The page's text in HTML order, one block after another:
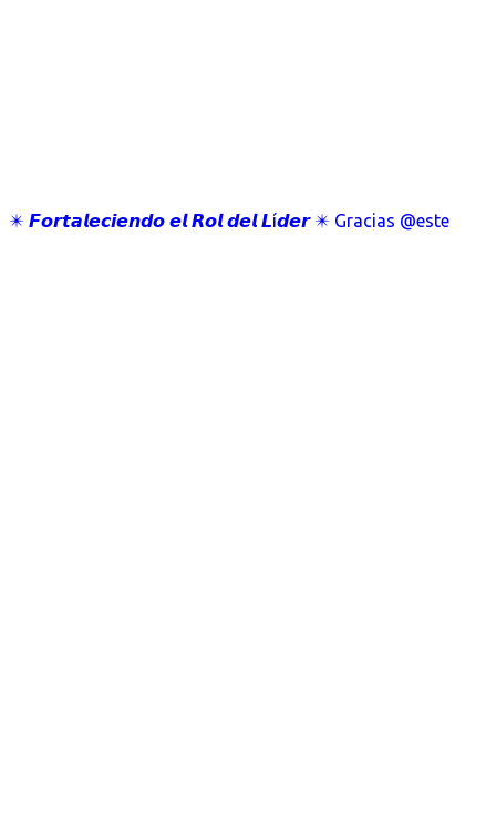
✴️ 𝙁𝙤𝙧𝙩𝙖𝙡𝙚𝙘𝙞𝙚𝙣𝙙𝙤 𝙚𝙡 𝙍𝙤𝙡 𝙙𝙚𝙡 𝙇í𝙙𝙚𝙧 ✴️ Gracias @este